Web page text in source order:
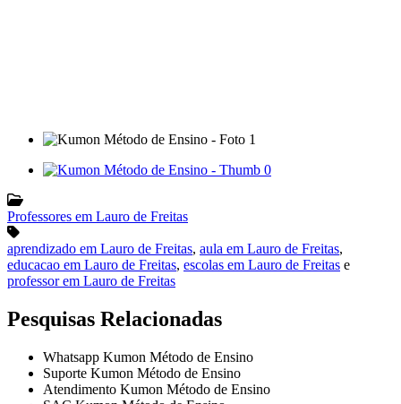
Professores em Lauro de Freitas
aprendizado em Lauro de Freitas, aula em Lauro de Freitas,
educacao em Lauro de Freitas, escolas em Lauro de Freitas e
professor em Lauro de Freitas
Pesquisas Relacionadas
Whatsapp Kumon Método de Ensino
Suporte Kumon Método de Ensino
Atendimento Kumon Método de Ensino